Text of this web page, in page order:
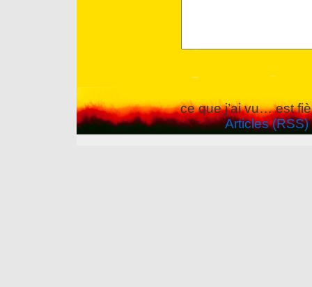
ce que j’ai vu… est
Articles (RSS)